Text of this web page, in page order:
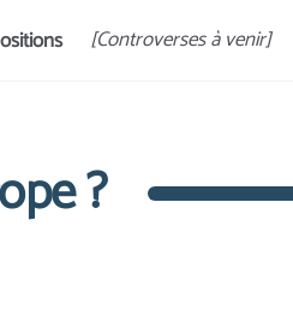
[Controverses à venir]
?